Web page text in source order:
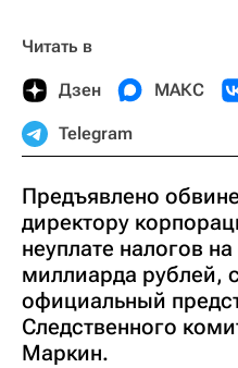
Читать в
Дзен МАКС
Telegram
Предъявлено
директору
неуплате налогов
миллиарда рублей,
официальный
Следственного
Маркин.